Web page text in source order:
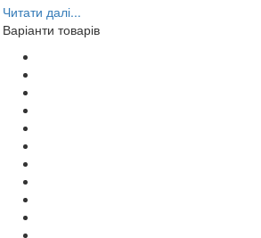
Читати далі...
Варіанти товарів